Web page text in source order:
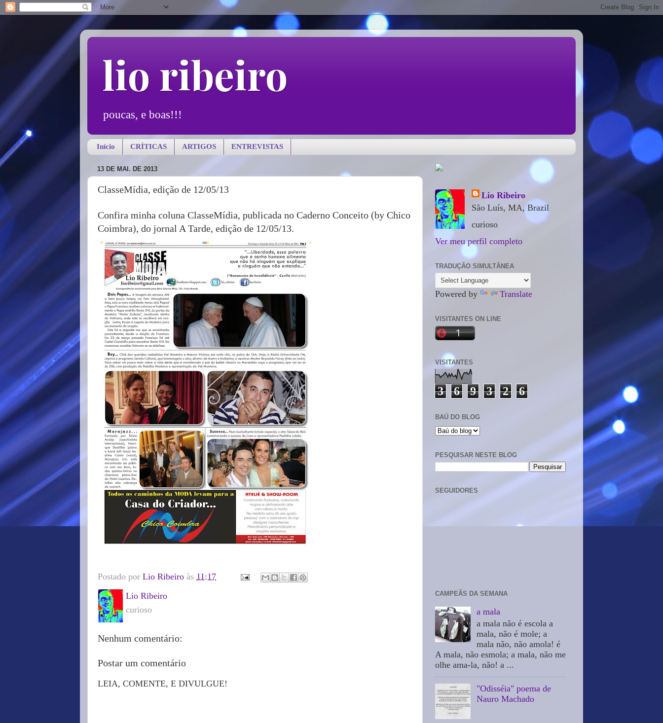
lio ribeiro
poucas, e boas!!!
Início CRÍTICAS ARTIGOS ENTREVISTAS
13 DE MAI. DE 2013
ClasseMídia, edição de 12/05/13
Confira minha coluna ClasseMídia, publicada no Caderno Conceito (by Chico
Coimbra), do jornal A Tarde, edição de 12/05/13.
Postado por Lio Ribeiro às 11:17
Lio Ribeiro
curioso
Nenhum comentário:
Postar um comentário
LEIA, COMENTE, E DIVULGUE!
Lio Ribeiro
São Luís, MA, Brazil
curioso
Ver meu perfil completo
TRADUÇÃO SIMULTÂNEA
Powered by Translate
VISITANTES ON LINE
VISITANTES
3 6 9 3 2 6
BAÚ DO BLOG
PESQUISAR NESTE BLOG
SEGUIDORES
CAMPEÃS DA SEMANA
a mala
a mala não é escola a
mala, não é mole; a
mala não, não amola! é
A mala, não esmola; a mala, não me
olhe ama-la, não! a ...
"Odisséia" poema de
Nauro Machado